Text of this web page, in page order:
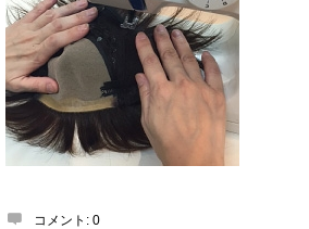
コメント: 0